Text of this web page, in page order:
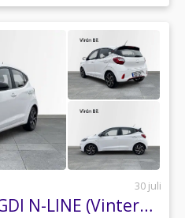
30 juli
Hyundai i10 1,0 T-GDI N-LINE (Vinterhjul)